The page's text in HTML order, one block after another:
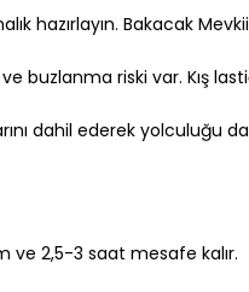
hazırlayın. Bakacak
buzlanma riski var. Kış
dahil ederek yolculuğu
ve 2,5-3 saat mesafe kalır.